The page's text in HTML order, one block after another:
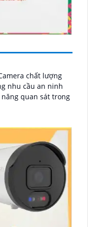
chất lượng
nhu cầu an ninh